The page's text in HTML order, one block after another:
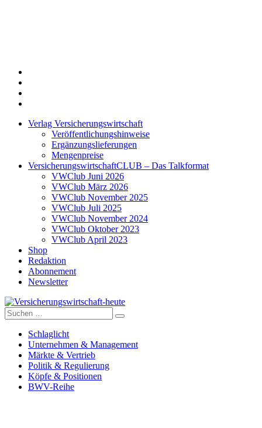
Verlag Versicherungswirtschaft
Veröffentlichungshinweise
Ergänzungslieferungen
Mengenpreise
VersicherungswirtschaftCLUB – Das Talkformat
VWClub Juni 2026
VWClub März 2026
VWClub November 2025
VWClub Juli 2025
VWClub November 2024
VWClub Oktober 2023
VWClub April 2023
Shop
Redaktion
Abonnement
Newsletter
Versicherungswirtschaft-heute
Suche
nach:
Schlaglicht
Unternehmen & Management
Märkte & Vertrieb
Politik & Regulierung
Köpfe & Positionen
BWV-Reihe